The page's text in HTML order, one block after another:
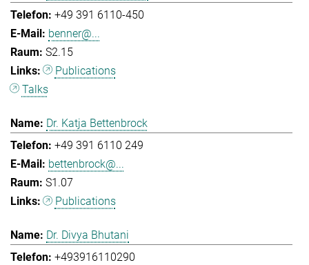
+49 391 6110-450
benner@...
S2.15
Publications
Talks
Dr. Katja Bettenbrock
+49 391 6110 249
bettenbrock@...
S1.07
Publications
Dr. Divya Bhutani
+493916110290